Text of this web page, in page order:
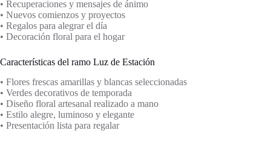
• Recuperaciones y mensajes de ánimo
• Nuevos comienzos y proyectos
• Regalos para alegrar el día
• Decoración floral para el hogar
Características del ramo Luz de Estación
• Flores frescas amarillas y blancas seleccionadas
• Verdes decorativos de temporada
• Diseño floral artesanal realizado a mano
• Estilo alegre, luminoso y elegante
• Presentación lista para regalar